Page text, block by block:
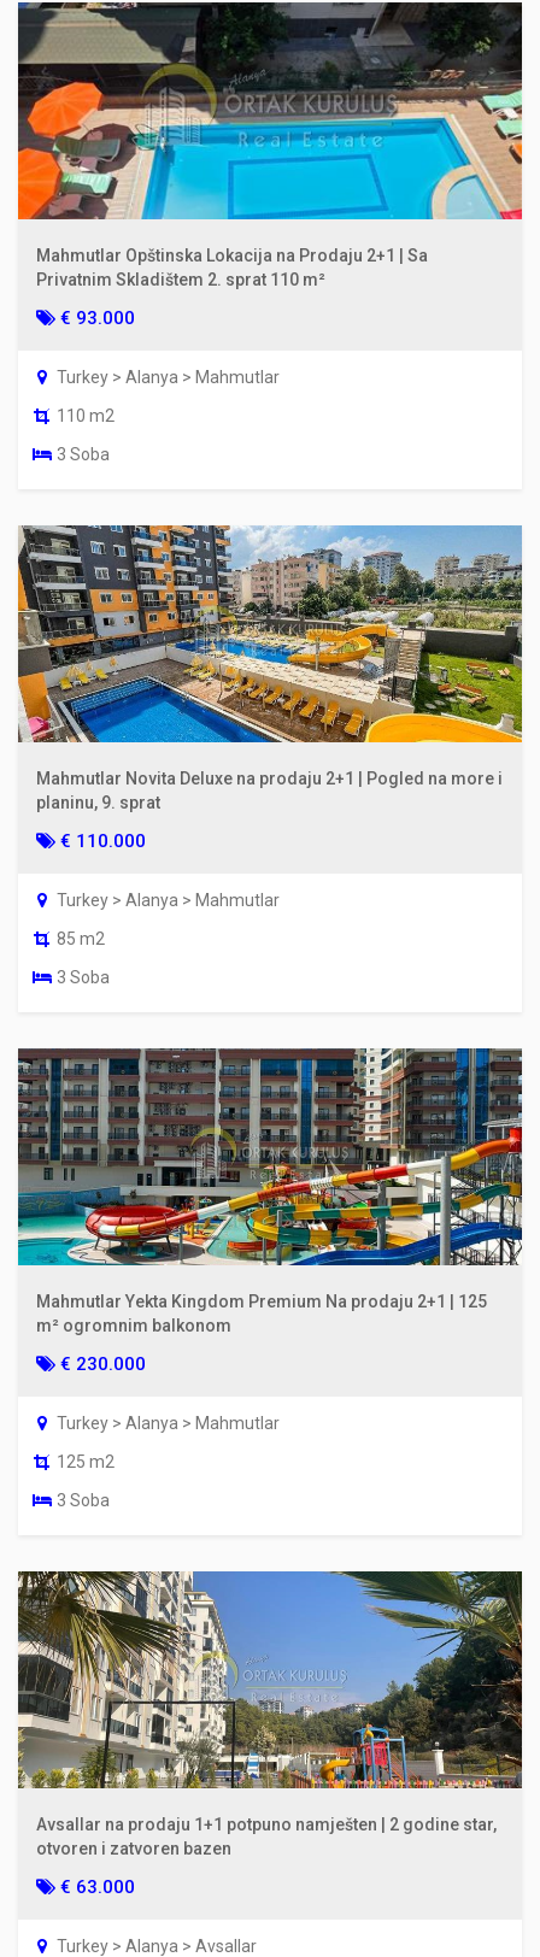
Mahmutlar Opštinska Lokacija na Prodaju 2+1 | Sa
Privatnim Skladištem 2. sprat 110 m²
€ 93.000
Turkey > Alanya > Mahmutlar
110 m2
3 Soba
Mahmutlar Novita Deluxe na prodaju 2+1 | Pogled na more i
planinu, 9. sprat
€ 110.000
Turkey > Alanya > Mahmutlar
85 m2
3 Soba
Mahmutlar Yekta Kingdom Premium Na prodaju 2+1 | 125
m² ogromnim balkonom
€ 230.000
Turkey > Alanya > Mahmutlar
125 m2
3 Soba
Avsallar na prodaju 1+1 potpuno namješten | 2 godine star,
otvoren i zatvoren bazen
€ 63.000
Turkey > Alanya > Avsallar